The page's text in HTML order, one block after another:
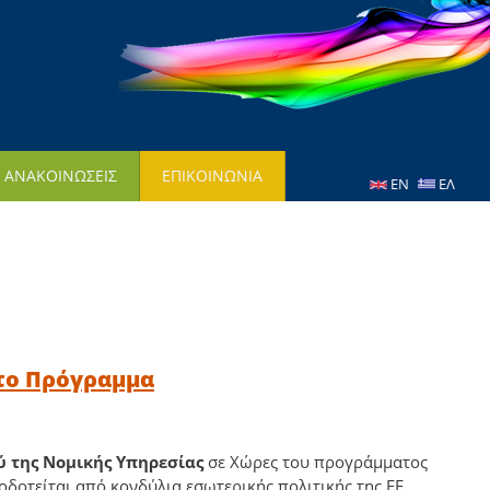
ΕΠΙΚΟΙΝΩΝΙΑ EN ΕΛ
Πρόγραμμα
Νομικής Υπηρεσίαςσε Χώρες του προγράμματος